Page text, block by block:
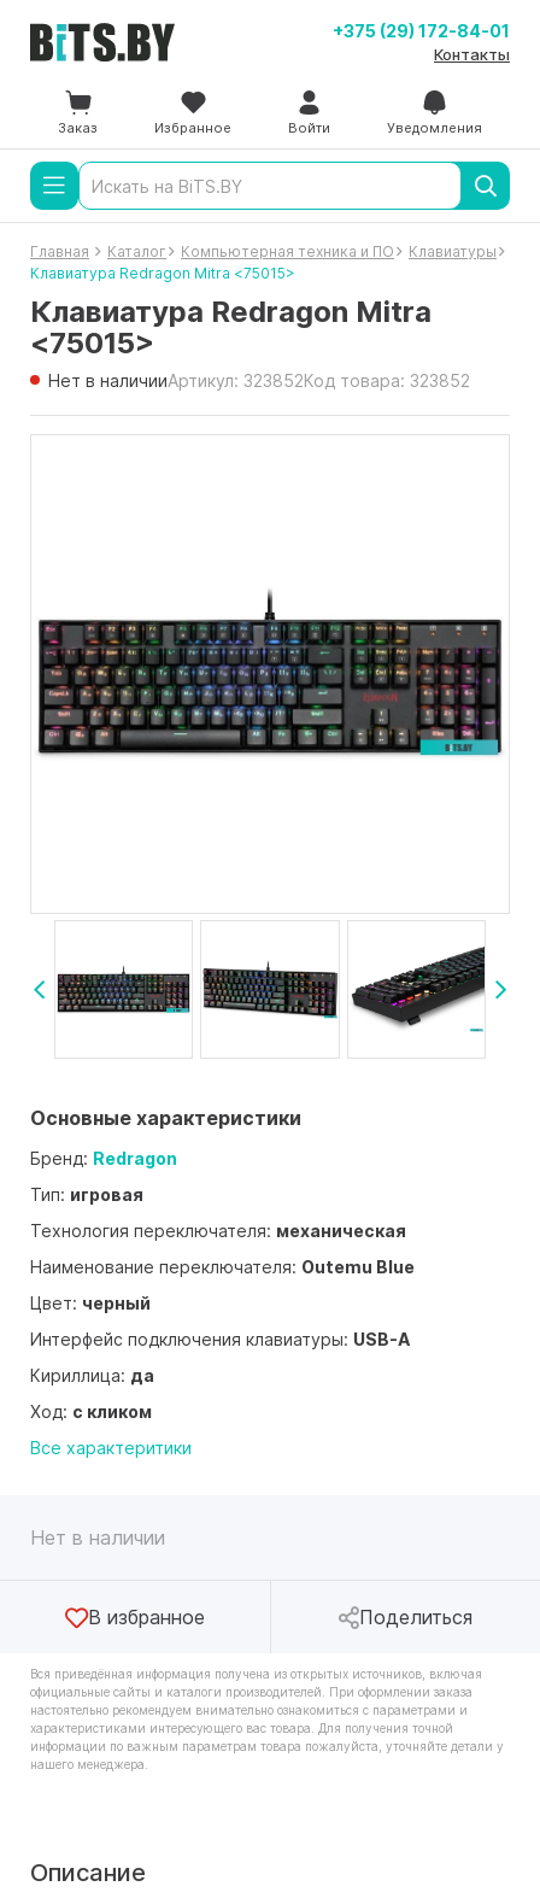
+375 (29) 172-84-01
Контакты
Заказ Избранное Войти Уведомления
Главная Каталог Компьютерная техника и ПО
Клавиатуры
Клавиатура Redragon Mitra <75015>
Клавиатура Redragon Mitra
<75015>
Нет в наличииАртикул: 323852Код товара: 323852
Основные характеристики
Бренд: Redragon
Тип: игровая
Технология переключателя: механическая
Наименование переключателя: Outemu Blue
Цвет: черный
Интерфейс подключения клавиатуры: USB-A
Кириллица: да
Ход: с кликом
Все характеритики
Нет в наличии
В избранное Поделиться
Вся приведённая информация получена из открытых источников, включая
официальные сайты и каталоги производителей. При оформлении заказа
настоятельно рекомендуем внимательно ознакомиться с параметрами и
характеристиками интересующего вас товара. Для получения точной
информации по важным параметрам товара пожалуйста, уточняйте детали у
нашего менеджера.
Описание